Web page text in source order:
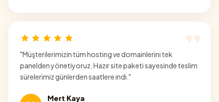
"Müşterilerimizin tüm hosting ve domainlerini tek
panelden yönetiyoruz. Hazır site paketi sayesinde teslim
sürelerimiz günlerden saatlere indi. "
Mert Kaya